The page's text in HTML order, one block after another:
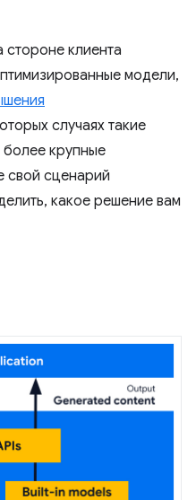
стороне клиента
модели,
случаях такие
более крупные
свой сценарий
какое решение вам